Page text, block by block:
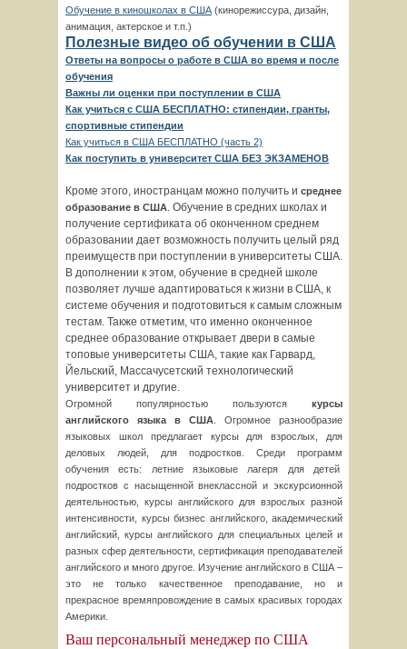
Обучение в киношколах в США (кинорежиссура, дизайн,
анимация, актерское и т.п.)
Полезные видео об обучении в США
Ответы на вопросы о работе в США во время и после
обучения
Важны ли оценки при поступлении в США
Как учиться с США БЕСПЛАТНО: стипендии, гранты,
спортивные стипендии
Как учиться в США БЕСПЛАТНО (часть 2)
Как поступить в университет США БЕЗ ЭКЗАМЕНОВ
Кроме этого, иностранцам можно получить и среднее
образование в США. Обучение в средних школах и
получение сертификата об оконченном среднем
образовании дает возможность получить целый ряд
преимуществ при поступлении в университеты США.
В дополнении к этом, обучение в средней школе
позволяет лучше адаптироваться к жизни в США, к
системе обучения и подготовиться к самым сложным
тестам. Также отметим, что именно оконченное
среднее образование открывает двери в самые
топовые университеты США, такие как Гарвард,
Йельский, Массачусетский технологический
университет и другие.
Огромной популярностью пользуются курсы
английского языка в США . Огромное разнообразие
языковых школ предлагает курсы для взрослых, для
деловых людей, для подростков. Среди программ
обучения есть: летние языковые лагеря для детей
подростков с насыщенной внеклассной и экскурсионной
деятельностью, курсы английского для взрослых разной
интенсивности, курсы бизнес английского, академический
английский, курсы английского для специальных целей и
разных сфер деятельности, сертификация преподавателей
английского и много другое. Изучение английского в США –
это не только качественное преподавание, но и
прекрасное времяпровождение в самых красивых городах
Америки.
Ваш персональный менеджер по США